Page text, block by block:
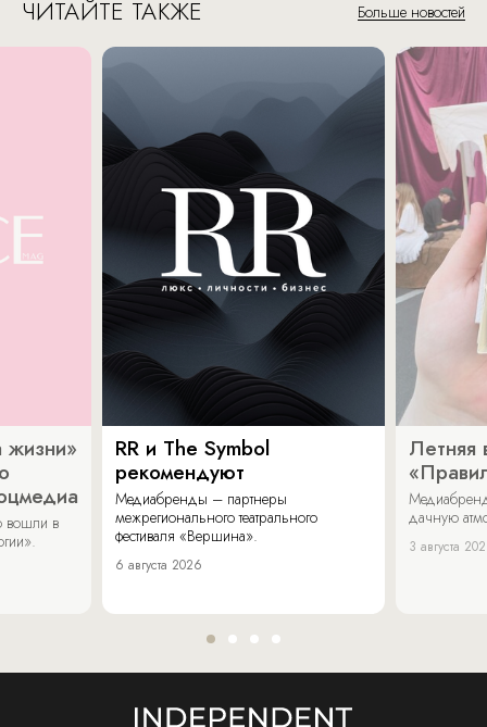
ЧИТАЙТЕ ТАКЖЕ Больше новостей
жизни»
вошли в
RR и The Symbol
рекомендуют
Медиабренды – партнеры
межрегионального театрального
фестиваля «Вершина».
6 августа 2026
Летняя
дачную
3 августа